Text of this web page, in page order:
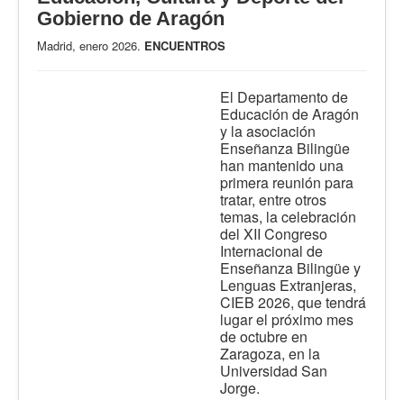
Gobierno de Aragón
Madrid, enero 2026. ENCUENTROS
El Departamento de
Educación de Aragón
y la asociación
Enseñanza Bilingüe
han mantenido una
primera reunión para
tratar, entre otros
temas, la celebración
del XII Congreso
Internacional de
Enseñanza Bilingüe y
Lenguas Extranjeras,
CIEB 2026, que tendrá
lugar el próximo mes
de octubre en
Zaragoza, en la
Universidad San
Jorge.